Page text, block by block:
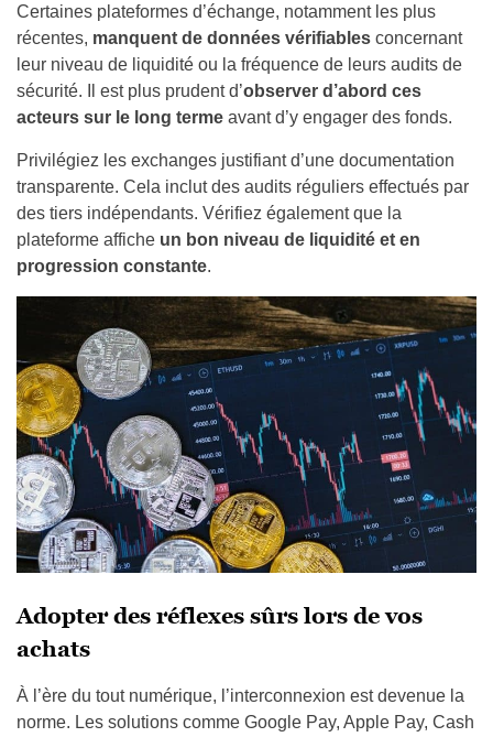
Certaines plateformes d’échange, notamment les plus
récentes, manquent de données vérifiables concernant
leur niveau de liquidité ou la fréquence de leurs audits de
sécurité. Il est plus prudent d’observer d’abord ces
acteurs sur le long terme avant d’y engager des fonds.
Privilégiez les exchanges justifiant d’une documentation
transparente. Cela inclut des audits réguliers effectués par
des tiers indépendants. Vérifiez également que la
plateforme affiche un bon niveau de liquidité et en
progression constante.
Adopter des réflexes sûrs lors de vos
achats
À l’ère du tout numérique, l’interconnexion est devenue la
norme. Les solutions comme Google Pay, Apple Pay, Cash